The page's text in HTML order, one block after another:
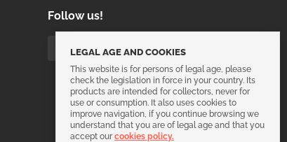
Follow us!
LEGAL AGE AND COOKIES
This website is for persons of legal age, please
check the legislation in force in your country. Its
products are intended for collectors, never for
use or consumption. It also uses cookies to
improve navigation, if you continue browsing we
understand that you are of legal age and that you
accept ourcookies policy.